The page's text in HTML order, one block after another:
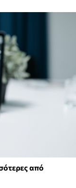
από